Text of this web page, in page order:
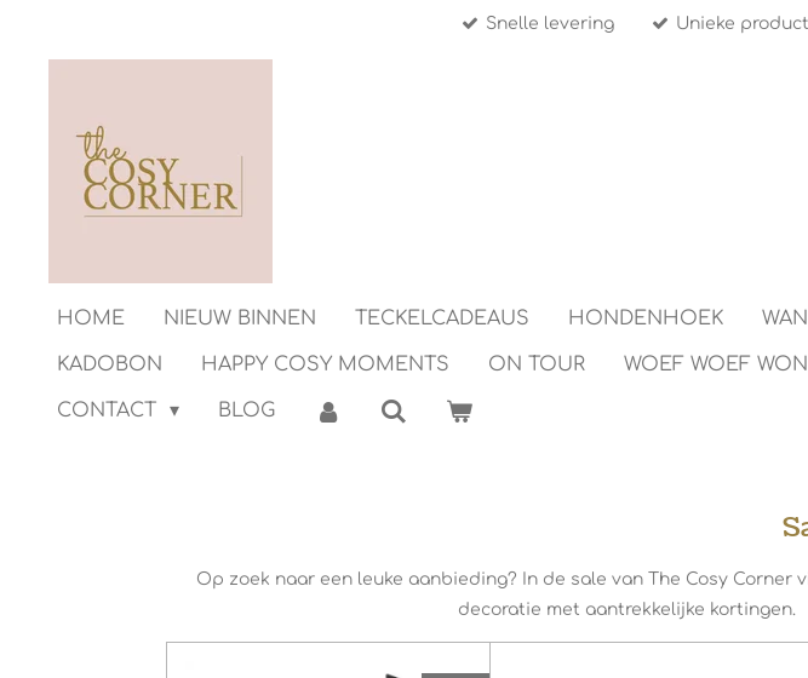
direct
hoofdinhoud
Snelle levering Unieke
HOME NIEUW BINNEN TECKELCADEAUS HONDENHOEK
KADOBON HAPPY COSY MOMENTS ON TOUR WOEF WOEF
CONTACT BLOG
Op zoek naar een leuke aanbieding? In de sale van The Cosy
decoratie met aantrekkelijke